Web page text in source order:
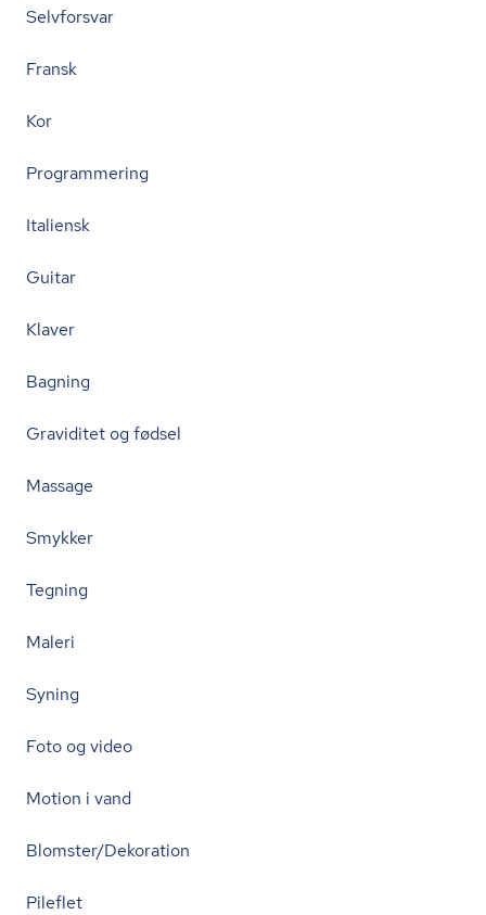
Selvforsvar
Fransk
Kor
Programmering
Italiensk
Guitar
Klaver
Bagning
Graviditet og fødsel
Massage
Smykker
Tegning
Maleri
Syning
Foto og video
Motion i vand
Blomster/Dekoration
Pileflet